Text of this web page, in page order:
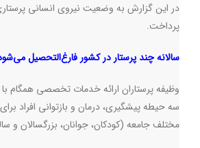
در این گزارش به وضعیت نیروی انسانی
پرداخت.
سالانه چند پرستار در کشور فارغ‌التحصیل
وظیفه پرستاران ارائه خدمات تخصصی همگام
سه حیطه پیشگیری، درمان و بازتوانی افراد
مختلف جامعه (کودکان، جوانان، بزرگسالان و